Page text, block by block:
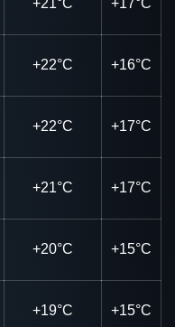
+22°C +16°C
+22°C +17°C
+21°C +17°C
+20°C +15°C
+19°C +15°C